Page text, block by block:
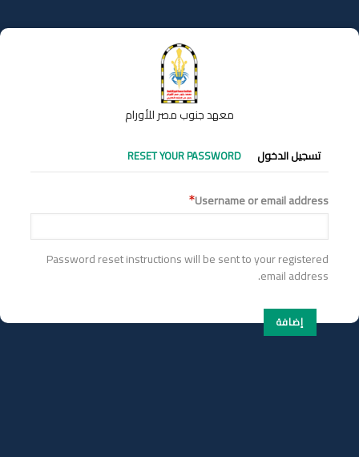
إلى
المحتوى
معهد جنوب مصر للأورام
التبويبات
الأساسية
تسجيل الدخول RESET YOUR PASSWORD
Username or email address
Password reset instructions will be sent to your registered
email address.